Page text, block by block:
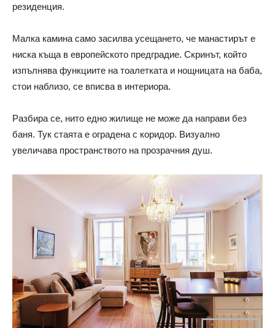
резиденция.
Малка камина само засилва усещането, че манастирът е
ниска къща в европейското предградие. Скринът, който
изпълнява функциите на тоалетката и нощницата на баба,
стои наблизо, се вписва в интериора.
Разбира се, нито едно жилище не може да направи без
баня. Тук стаята е оградена с коридор. Визуално
увеличава пространството на прозрачния душ.